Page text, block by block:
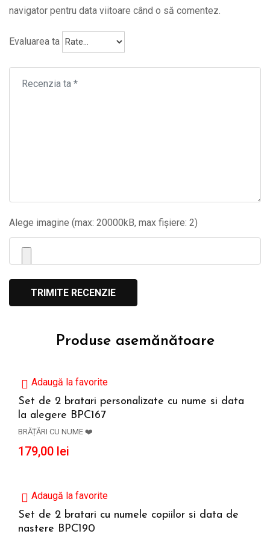
navigator pentru data viitoare când o să comentez.
Evaluarea ta
Alege imagine (max: 20000kB, max fișiere: 2)
Produse asemănătoare
Adaugă la favorite
Set de 2 bratari personalizate cu nume si data
la alegere BPC167
BRĂȚĂRI CU NUME ❤️
179,00 lei
Adaugă la favorite
Set de 2 bratari cu numele copiilor si data de
nastere BPC190